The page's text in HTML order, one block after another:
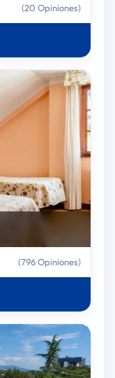
(20 Opiniones)
(796 Opiniones)